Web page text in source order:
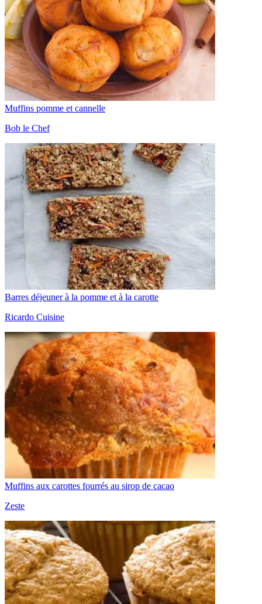
Muffins pomme et cannelle
Bob le Chef
Barres déjeuner à la pomme et à la carotte
Ricardo Cuisine
Muffins aux carottes fourrés au sirop de cacao
Zeste